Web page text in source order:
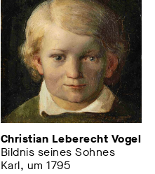
Christian Leberecht Vogel
Bildnis seines Sohnes
Karl, um 1795